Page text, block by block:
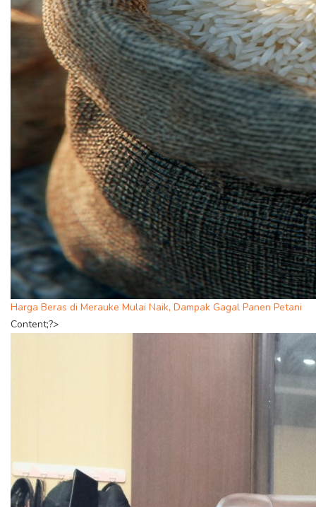
Harga Beras di Merauke Mulai Naik, Dampak Gagal Panen Petani
Content;?>